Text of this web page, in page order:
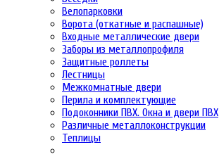
Велопарковки
Ворота (откатные и распашные)
Входные металлические двери
Заборы из металлопрофиля
Защитные роллеты
Лестницы
Межкомнатные двери
Перила и комплектующие
Подоконники ПВХ. Окна и двери ПВХ
Различные металлоконструкции
Теплицы